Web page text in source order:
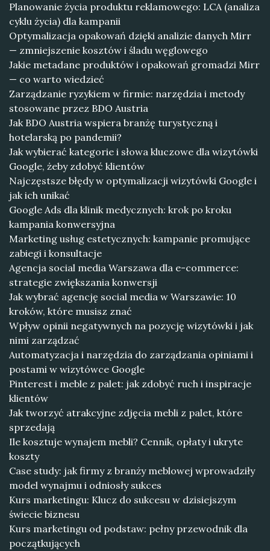
Planowanie życia produktu reklamowego: LCA (analiza
cyklu życia) dla kampanii
Optymalizacja opakowań dzięki analizie danych Mirr
— zmniejszenie kosztów i śladu węglowego
Jakie metadane produktów i opakowań gromadzi Mirr
— co warto wiedzieć
Zarządzanie ryzykiem w firmie: narzędzia i metody
stosowane przez BDO Austria
Jak BDO Austria wspiera branżę turystyczną i
hotelarską po pandemii?
Jak wybierać kategorie i słowa kluczowe dla wizytówki
Google, żeby zdobyć klientów
Najczęstsze błędy w optymalizacji wizytówki Google i
jak ich unikać
Google Ads dla klinik medycznych: krok po kroku
kampania konwersyjna
Marketing usług estetycznych: kampanie promujące
zabiegi i konsultacje
Agencja social media Warszawa dla e-commerce:
strategie zwiększania konwersji
Jak wybrać agencję social media w Warszawie: 10
kroków, które musisz znać
Wpływ opinii negatywnych na pozycję wizytówki i jak
nimi zarządzać
Automatyzacja i narzędzia do zarządzania opiniami i
postami w wizytówce Google
Pinterest i meble z palet: jak zdobyć ruch i inspiracje
klientów
Jak tworzyć atrakcyjne zdjęcia mebli z palet, które
sprzedają
Ile kosztuje wynajem mebli? Cennik, opłaty i ukryte
koszty
Case study: jak firmy z branży meblowej wprowadziły
model wynajmu i odniosły sukces
Kurs marketingu: Klucz do sukcesu w dzisiejszym
świecie biznesu
Kurs marketingu od podstaw: pełny przewodnik dla
początkujących